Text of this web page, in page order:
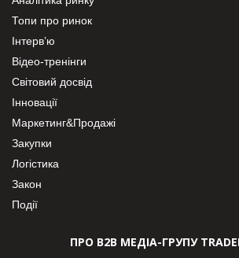
Топи про ринок
Інтерв’ю
Відео-тренінги
Світовий досвід
Інновації
Маркетинг&Продажі
Закупки
Логістика
Закон
Події
ПРО В2В МЕДІА-ГРУПУ